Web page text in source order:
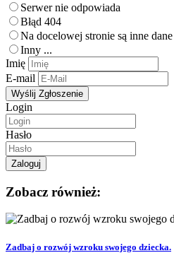
Serwer nie odpowiada
Błąd 404
Na docelowej stronie są inne dane
Inny ...
Imię
E-mail
Login
Hasło
Zobacz również:
Zadbaj o rozwój wzroku swojego dziecka.